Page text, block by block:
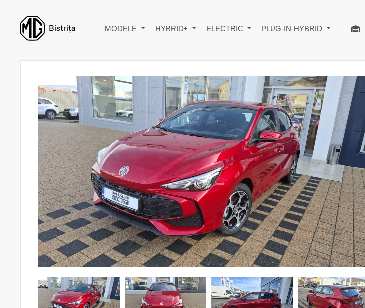
Bistrița MODELE HYBRID+ ELECTRIC PLUG-IN-HYBRID